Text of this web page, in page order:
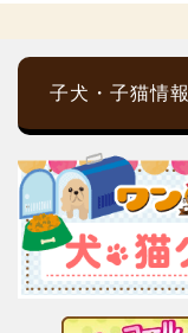
子犬・子猫情報